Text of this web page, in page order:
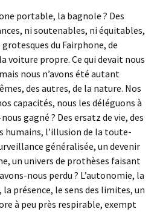
portable, la bagnole ? Des
ni soutenables, ni équitables,
du Fairphone, de
voiture propre. Ce qui devait nous
nous n’avons été autant
des autres, de la nature. Nos
capacités, nous les déléguons à
gagné ? Des ersatz de vie, des
humains, l’illusion de la toute-
généralisée, un devenir
un univers de prothèses faisant
nous perdu ? L’autonomie, la
présence, le sens des limites, un
à peu près respirable, exempt